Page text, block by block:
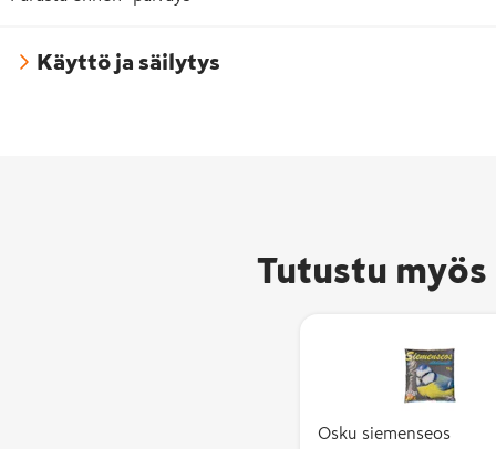
Käyttö ja säilytys
Tutustu
Osku siemenseos